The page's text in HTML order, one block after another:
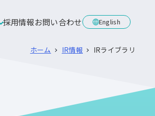
採用情報お問い合わせ English
ホーム IR情報 IRライブラリ